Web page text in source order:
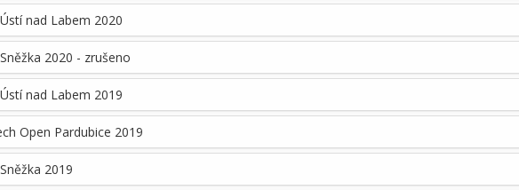
nad Labem 2020
2020 - zrušeno
nad Labem 2019
Open Pardubice 2019
2019